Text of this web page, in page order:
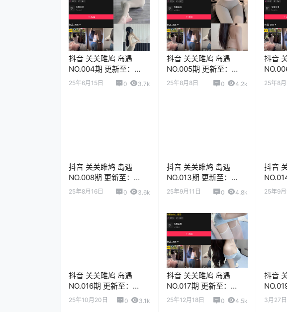
抖音 关关雎鸠 岛遇
NO.004期 更新至：
2025.6.15
25年6月15日 0 3.7k
抖音 关关雎鸠 岛遇
NO.005期 更新至：
2025.8.3
25年8月8日 0 4.2k
抖音
25年8月
抖音 关关雎鸠 岛遇
NO.008期 更新至：
2025.8.16
25年8月16日 0 3.6k
抖音 关关雎鸠 岛遇
NO.013期 更新至：
2025.9.11
25年9月11日 0 4.8k
抖音
25年9月
抖音 关关雎鸠 岛遇
NO.016期 更新至：
2025.10.20
25年10月20日 0 3.1k
抖音 关关雎鸠 岛遇
NO.017期 更新至：
2025.12.18
25年12月18日 0 4.5k
抖音
3月27日